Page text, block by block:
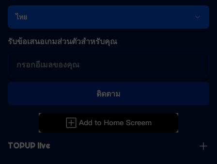
ไทย
TOPUP live
รับข้อเสนอเกมส่วนตัวสำหรับคุณ
ติดตาม